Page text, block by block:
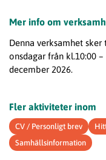
Mer info om
Denna verksamhet
onsdagar från kl.10:00
december 2026.
Fler aktiviteter inom
CV / Personligt brev
Samhällsinformation